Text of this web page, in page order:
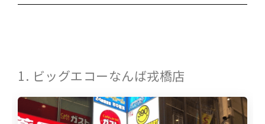
1. ビッグエコーなんば戎橋店